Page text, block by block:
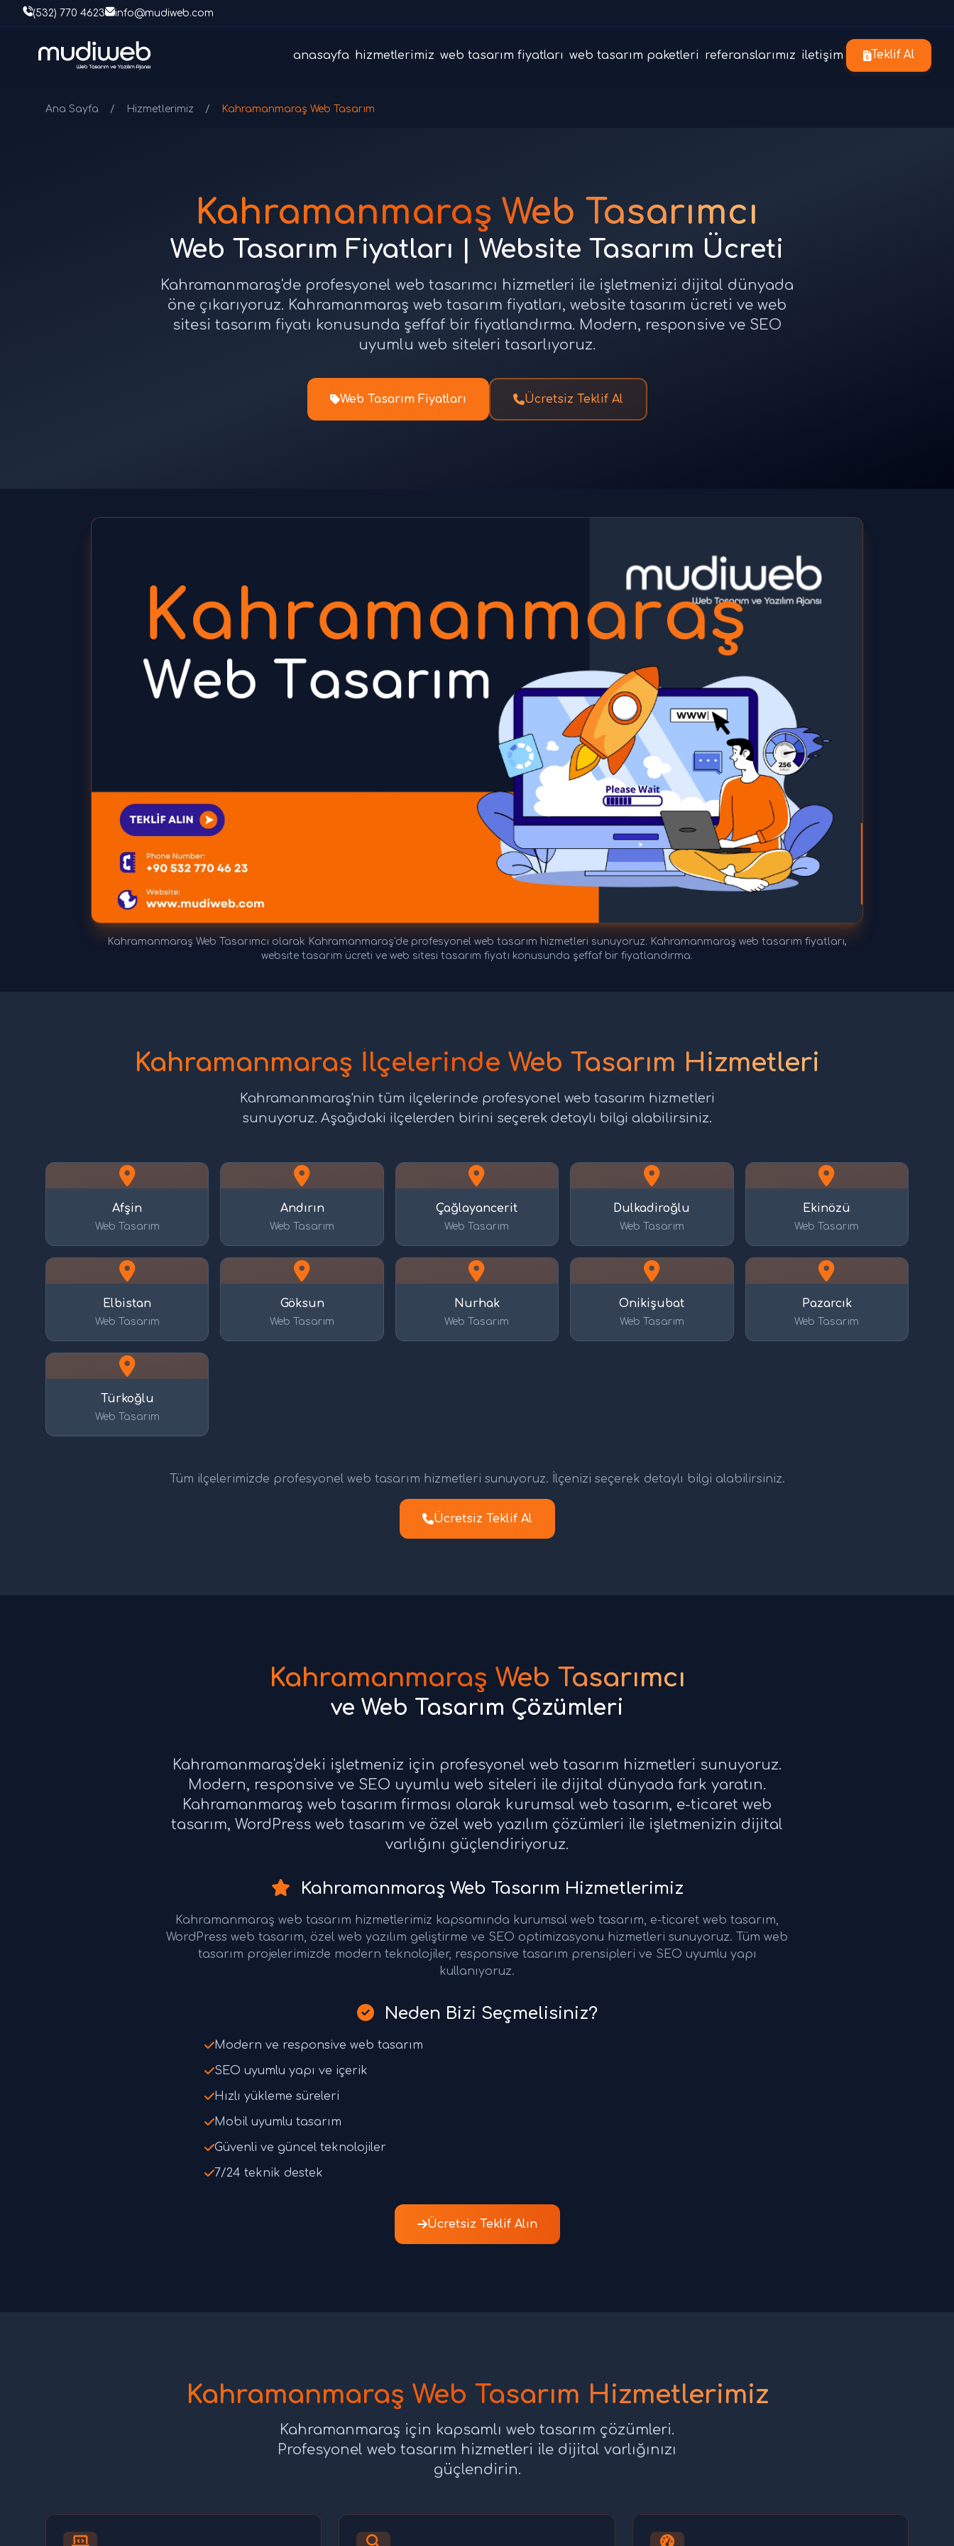
(532) 770 4623 info@mudiweb.com
anasayfa hizmetlerimiz web tasarım fiyatları web tasarım paketleri referanslarımız iletişim Teklif Al
Ana Sayfa / Hizmetlerimiz / Kahramanmaraş Web Tasarım
Kahramanmaraş Web Tasarımcı
Web Tasarım Fiyatları | Website Tasarım Ücreti
Kahramanmaraş'de profesyonel web tasarımcı hizmetleri ile işletmenizi dijital dünyada
öne çıkarıyoruz. Kahramanmaraş web tasarım fiyatları, website tasarım ücreti ve web
sitesi tasarım fiyatı konusunda şeffaf bir fiyatlandırma. Modern, responsive ve SEO
uyumlu web siteleri tasarlıyoruz.
Web Tasarım Fiyatları Ücretsiz Teklif Al
Kahramanmaraş Web Tasarımcı olarak Kahramanmaraş'de profesyonel web tasarım hizmetleri sunuyoruz. Kahramanmaraş web tasarım fiyatları,
website tasarım ücreti ve web sitesi tasarım fiyatı konusunda şeffaf bir fiyatlandırma.
Kahramanmaraş İlçelerinde Web Tasarım Hizmetleri
Kahramanmaraş'nin tüm ilçelerinde profesyonel web tasarım hizmetleri
sunuyoruz. Aşağıdaki ilçelerden birini seçerek detaylı bilgi alabilirsiniz.
Afşin
Web Tasarım
Andırın
Web Tasarım
Çağlayancerit
Web Tasarım
Dulkadiroğlu
Web Tasarım
Ekinözü
Web Tasarım
Elbistan
Web Tasarım
Göksun
Web Tasarım
Nurhak
Web Tasarım
Onikişubat
Web Tasarım
Pazarcık
Web Tasarım
Türkoğlu
Web Tasarım
Tüm ilçelerimizde profesyonel web tasarım hizmetleri sunuyoruz. İlçenizi seçerek detaylı bilgi alabilirsiniz.
Ücretsiz Teklif Al
Kahramanmaraş Web Tasarımcı
ve Web Tasarım Çözümleri
Kahramanmaraş'deki işletmeniz için profesyonel web tasarım hizmetleri sunuyoruz.
Modern, responsive ve SEO uyumlu web siteleri ile dijital dünyada fark yaratın.
Kahramanmaraş web tasarım firması olarak kurumsal web tasarım, e-ticaret web
tasarım, WordPress web tasarım ve özel web yazılım çözümleri ile işletmenizin dijital
varlığını güçlendiriyoruz.
Kahramanmaraş Web Tasarım Hizmetlerimiz
Kahramanmaraş web tasarım hizmetlerimiz kapsamında kurumsal web tasarım, e-ticaret web tasarım,
WordPress web tasarım, özel web yazılım geliştirme ve SEO optimizasyonu hizmetleri sunuyoruz. Tüm web
tasarım projelerimizde modern teknolojiler, responsive tasarım prensipleri ve SEO uyumlu yapı
kullanıyoruz.
Neden Bizi Seçmelisiniz?
Modern ve responsive web tasarım
SEO uyumlu yapı ve içerik
Hızlı yükleme süreleri
Mobil uyumlu tasarım
Güvenli ve güncel teknolojiler
7/24 teknik destek
Ücretsiz Teklif Alın
Kahramanmaraş Web Tasarım Hizmetlerimiz
Kahramanmaraş için kapsamlı web tasarım çözümleri.
Profesyonel web tasarım hizmetleri ile dijital varlığınızı
güçlendirin.